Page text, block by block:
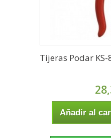
Tijeras Podar
Añadir al